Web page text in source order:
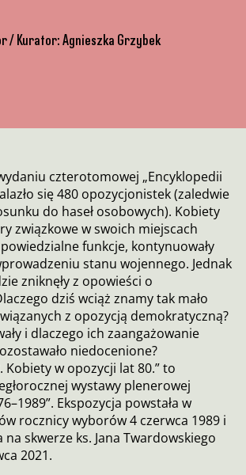
/ Kurator: Agnieszka Grzybek
czterotomowej „Encyklopedii
się 480 opozycjonistek (zaledwie
do haseł osobowych). Kobiety
związkowe w swoich miejscach
funkcje, kontynuowały
stanu wojennego. Jednak
zniknęły z opowieści o
dziś wciąż znamy tak mało
z opozycją demokratyczną?
i dlaczego ich zaangażowanie
niedocenione?
Kobiety w opozycji lat 80.” to
wystawy plenerowej
Ekspozycja powstała w
rocznicy wyborów 4 czerwca 1989 i
skwerze ks. Jana Twardowskiego
2021.